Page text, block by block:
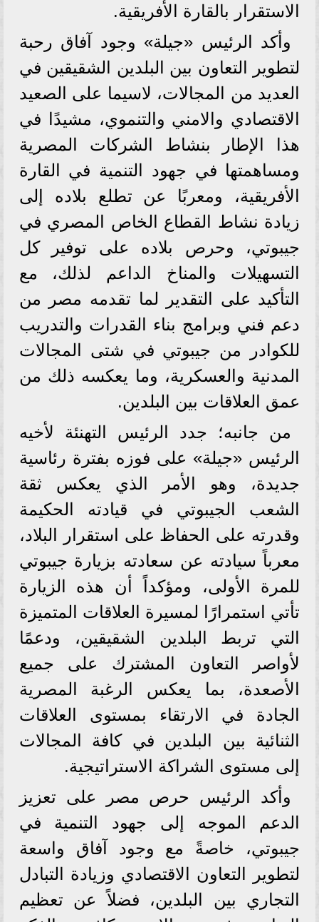
الاستقرار بالقارة الأفريقية.
وأكد الرئيس «جيلة» وجود آفاق رحبة
لتطوير التعاون بين البلدين الشقيقين في
العديد من المجالات، لاسيما على الصعيد
الاقتصادي والامني والتنموي، مشيدًا في
هذا الإطار بنشاط الشركات المصرية
ومساهمتها في جهود التنمية في القارة
الأفريقية، ومعربًا عن تطلع بلاده إلى
زيادة نشاط القطاع الخاص المصري في
جيبوتي، وحرص بلاده على توفير كل
التسهيلات والمناخ الداعم لذلك، مع
التأكيد على التقدير لما تقدمه مصر من
دعم فني وبرامج بناء القدرات والتدريب
للكوادر من جيبوتي في شتى المجالات
المدنية والعسكرية، وما يعكسه ذلك من
عمق العلاقات بين البلدين.
من جانبه؛ جدد الرئيس التهنئة لأخيه
الرئيس «جيلة» على فوزه بفترة رئاسية
جديدة، وهو الأمر الذي يعكس ثقة
الشعب الجيبوتي في قيادته الحكيمة
وقدرته على الحفاظ على استقرار البلاد،
معرباً سيادته عن سعادته بزيارة جيبوتي
للمرة الأولى، ومؤكداً أن هذه الزيارة
تأتي استمرارًا لمسيرة العلاقات المتميزة
التي تربط البلدين الشقيقين، ودعمًا
لأواصر التعاون المشترك على جميع
الأصعدة، بما يعكس الرغبة المصرية
الجادة في الارتقاء بمستوى العلاقات
الثنائية بين البلدين في كافة المجالات
إلى مستوى الشراكة الاستراتيجية.
وأكد الرئيس حرص مصر على تعزيز
الدعم الموجه إلى جهود التنمية في
جيبوتي، خاصةً مع وجود آفاق واسعة
لتطوير التعاون الاقتصادي وزيادة التبادل
التجاري بين البلدين، فضلاً عن تعظيم